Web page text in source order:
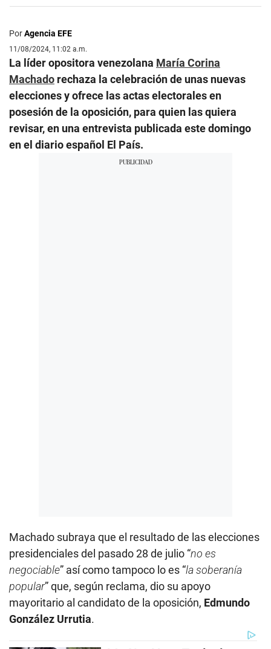
PorAgencia EFE
11/08/2024, 11:02 a.m.
La líder opositora venezolana María Corina
Machado rechaza la celebración de unas nuevas
elecciones y ofrece las actas electorales en
posesión de la oposición, para quien las quiera
revisar, en una entrevista publicada este domingo
en el diario español El País.
Machado subraya que el resultado de las elecciones
presidenciales del pasado 28 de julio “no es
negociable” así como tampoco lo es “la soberanía
popular” que, según reclama, dio su apoyo
mayoritario al candidato de la oposición, Edmundo
González Urrutia.